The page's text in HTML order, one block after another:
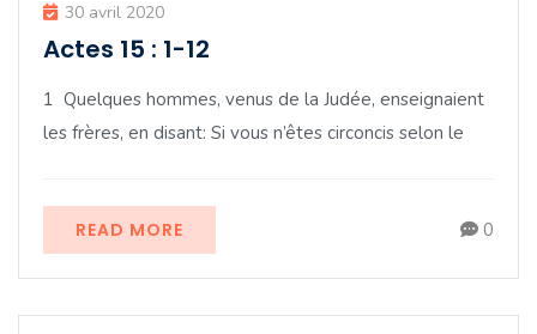
30 avril 2020
Actes 15 : 1-12
1 Quelques hommes, venus de la Judée, enseignaient
les frères, en disant: Si vous n’êtes circoncis selon le
READ MORE 0